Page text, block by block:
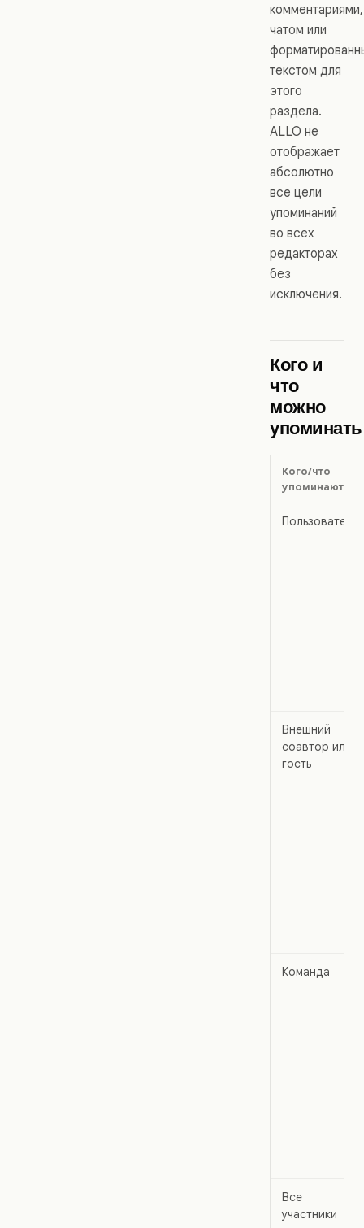
комментариями,
чатом или
текстом для
этого
раздела.
ALLO не
отображает
абсолютно
все цели
упоминаний
во всех
редакторах
без
исключения.
Кого и
что
можно
упоминать
Кого/что
упоминают
Пользователь
Внешний
соавтор или
гость
Команда
Все
участники